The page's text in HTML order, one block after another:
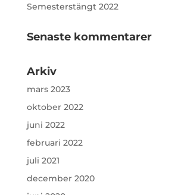
Semesterstängt 2022
Senaste kommentarer
Arkiv
mars 2023
oktober 2022
juni 2022
februari 2022
juli 2021
december 2020